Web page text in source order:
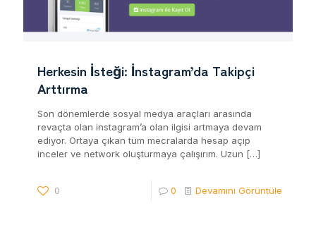
Herkesin İsteği: İnstagram’da Takipçi
Arttırma
Son dönemlerde sosyal medya araçları arasında
revaçta olan instagram’a olan ilgisi artmaya devam
ediyor. Ortaya çıkan tüm mecralarda hesap açıp
inceler ve network oluşturmaya çalışırım. Uzun […]
0 0 Devamını Görüntüle